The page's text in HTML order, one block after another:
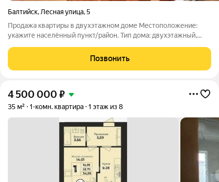
Балтийск, Лесная улица,5
Продажа квартиры в двухэтажном доме Местоположение:
укажите населённый пункт/район. Тип дома: двухэтажный,
Отопление: электрический котёл; Дополнительно: имеется
подвал; Ориентация по сторонам света:
Позвонить
4 500 000 ₽
35 м² 1-комн. квартира 1 этаж из 8